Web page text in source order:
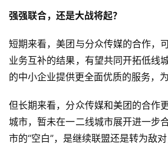
强强联合，还是大战将起？
短期来看，美团与分众传媒的合作，
业务互补的结果，有望共同开拓低线
的中小企业提供更全面优质的服务，
但长期来看，分众传媒和美团的合作
城市，暂未在一二线城市展开进一步
市的“空白”，是继续联盟还是转为敌对